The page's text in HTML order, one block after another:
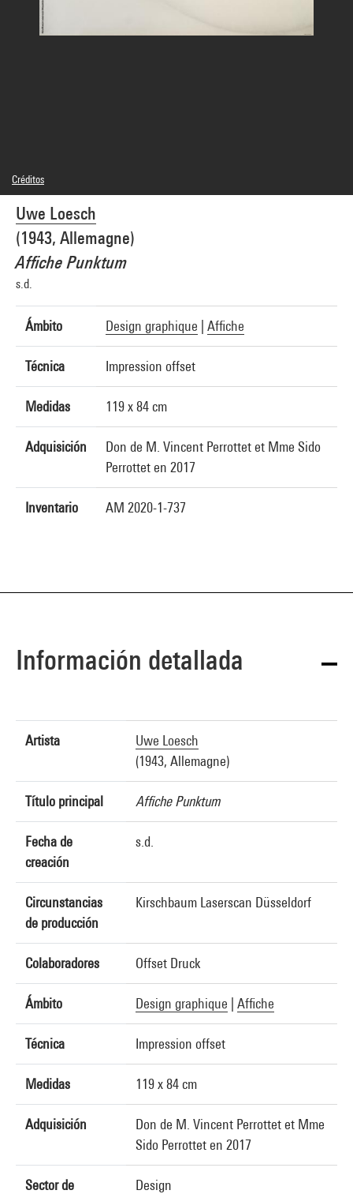
Uwe Loesch
(1943, Allemagne)
Affiche Punktum
s.d.
Ámbito Design graphique Affiche
Técnica Impression offset
Medidas 119 x 84 cm
Adquisición
Don de M. Vincent Perrottet et Mme Sido
Perrottet en 2017
Inventario AM 2020-1-737
Créditos
© Uwe Loesch
Créditos fotográficos : Centre Pompidou, MNAM-CCI/Audrey Laurans/Dist.
GrandPalaisRmn
Referencia de la imagen : 4N49215
Difusión de la imagen :GrandPalaisRmnPhoto
Información detallada
Artista
Uwe Loesch
(1943, Allemagne)
Título principal Affiche Punktum
Fecha de
creación
s.d.
Circunstancias
de producción
Kirschbaum Laserscan Düsseldorf
Colaboradores Offset Druck
Ámbito Design graphique Affiche
Técnica Impression offset
Medidas 119 x 84 cm
Adquisición
Don de M. Vincent Perrottet et Mme
Sido Perrottet en 2017
Sector de Design